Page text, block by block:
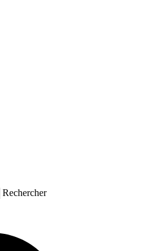
Rechercher